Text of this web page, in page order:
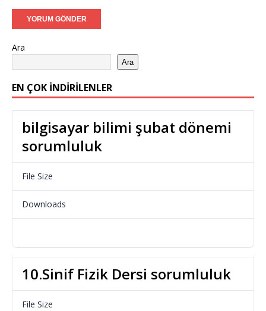
Ara
Ara
EN ÇOK İNDIRILENLER
bilgisayar bilimi şubat dönemi
sorumluluk
File Size
Downloads
10.Sinif Fizik Dersi sorumluluk
File Size